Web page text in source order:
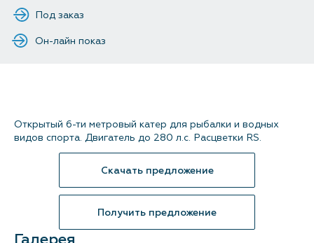
Под заказ
Открытый 6-ти метровый катер для рыбалки и водных
видов спорта. Двигатель до 280 л.с. Расцветки RS.
Скачать предложение
Получить предложение